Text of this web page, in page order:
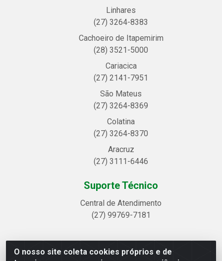
O nosso site coleta cookies próprios e de
Linhares
(27) 3264-8383
Cachoeiro de Itapemirim
(28) 3521-5000
Cariacica
(27) 2141-7951
São Mateus
(27) 3264-8369
Colatina
(27) 3264-8370
Aracruz
(27) 3111-6446
Suporte Técnico
Central de Atendimento
(27) 99769-7181
Linhavix Distribuidora LTDA - Avenida Alegre, 2521 -